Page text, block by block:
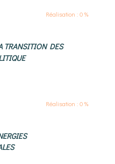
Réalisation : 0 %
TRANSITION DES
Réalisation : 0 %